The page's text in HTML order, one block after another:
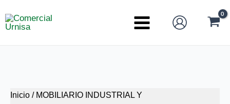
al
Main
Inicio / MOBILIARIO INDUSTRIAL Y